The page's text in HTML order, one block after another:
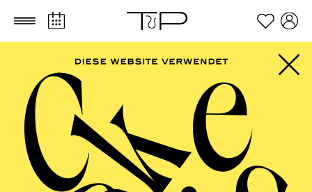
Zum Hauptinhalt springen Zum Footer springen